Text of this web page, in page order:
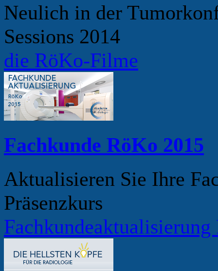
Neulich in der
Sessions 2014
die RöKo-Filme
Fachkunde RöKo 2015
Aktualisieren Sie Ihre
Präsenzkurs